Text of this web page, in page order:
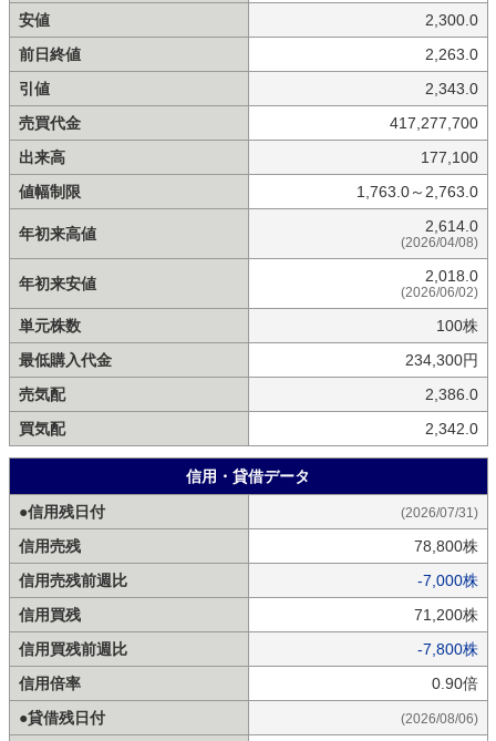
安値
2,300.0
前日終値
2,263.0
引値
2,343.0
売買代金
417,277,700
出来高
177,100
値幅制限
1,763.0～2,763.0
年初来高値 2,614.0
(2026/04/08)
年初来安値 2,018.0
(2026/06/02)
単元株数
100株
最低購入代金
234,300円
売気配
2,386.0
買気配
2,342.0
信用・貸借データ
●信用残日付
(2026/07/31)
信用売残
78,800株
信用売残前週比
-7,000株
信用買残
71,200株
信用買残前週比
-7,800株
信用倍率
0.90倍
●貸借残日付
(2026/08/06)